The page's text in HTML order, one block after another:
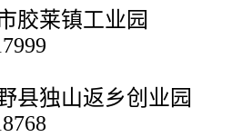
胶莱镇工业园
县独山返乡创业园